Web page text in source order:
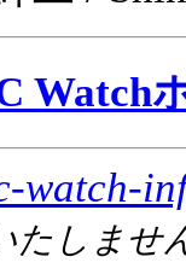
Watch
watch-
たしませ